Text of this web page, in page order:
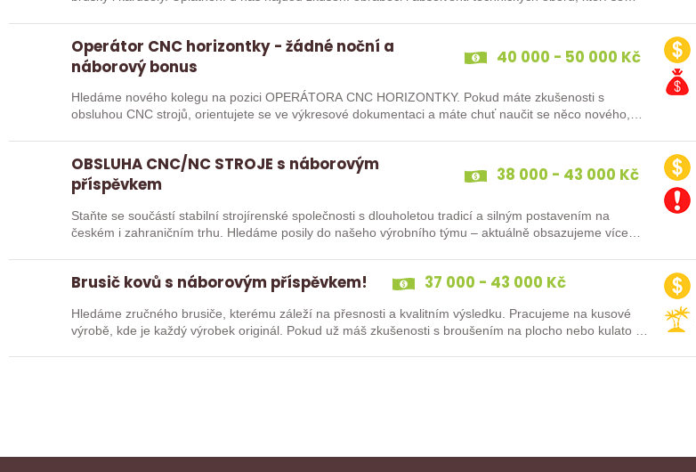
Operátor CNC horizontky - žádné noční a
náborový bonus
40 000 - 50 000 Kč
Hledáme nového kolegu na pozici OPERÁTORA CNC HORIZONTKY. Pokud máte zkušenosti s
obsluhou CNC strojů, orientujete se ve výkresové dokumentaci a máte chuť naučit se něco nového,
OBSLUHA CNC/NC STROJE s náborovým
příspěvkem
38 000 - 43 000 Kč
Staňte se součástí stabilní strojírenské společnosti s dlouholetou tradicí a silným postavením na
českém i zahraničním trhu. Hledáme posily do našeho výrobního týmu – aktuálně obsazujeme více
Brusič kovů s náborovým příspěvkem! 37 000 - 43 000 Kč
Hledáme zručného brusiče, kterému záleží na přesnosti a kvalitním výsledku. Pracujeme na kusové
výrobě, kde je každý výrobek originál. Pokud už máš zkušenosti s broušením na plocho nebo kulato –